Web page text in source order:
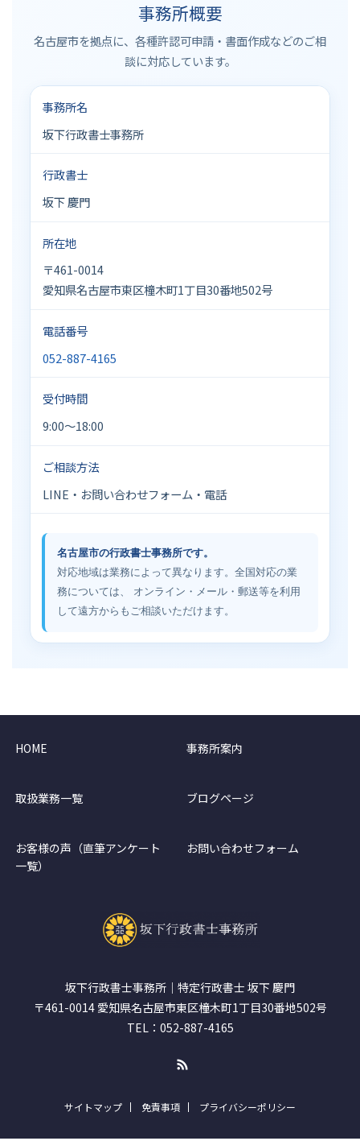
事務所概要
名古屋市を拠点に、各種許認可申請・書面作成などのご相
談に対応しています。
事務所名
坂下行政書士事務所
行政書士
坂下 慶門
所在地
〒461-0014
愛知県名古屋市東区橦木町1丁目30番地502号
電話番号
052-887-4165
受付時間
9:00〜18:00
ご相談方法
LINE・お問い合わせフォーム・電話
名古屋市の行政書士事務所です。
対応地域は業務によって異なります。全国対応の業
務については、 オンライン・メール・郵送等を利用
して遠方からもご相談いただけます。
HOME 事務所案内
取扱業務一覧 ブログページ
お客様の声（直筆アンケート
一覧）
お問い合わせフォーム
坂下行政書士事務所｜特定行政書士 坂下 慶門
〒461-0014 愛知県名古屋市東区橦木町1丁目30番地502号
TEL：052-887-4165
サイトマップ 免責事項 プライバシーポリシー